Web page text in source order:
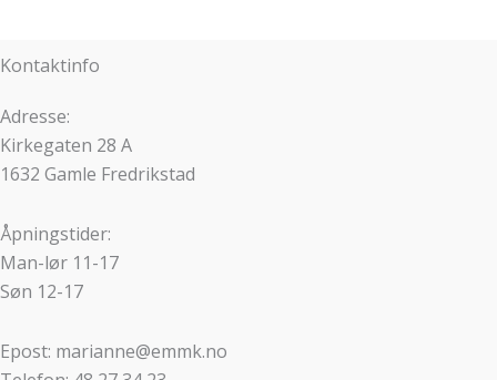
Kontaktinfo
Adresse:
Kirkegaten 28 A
1632 Gamle Fredrikstad
Åpningstider:
Man-lør 11-17
Søn 12-17
Epost: marianne@emmk.no